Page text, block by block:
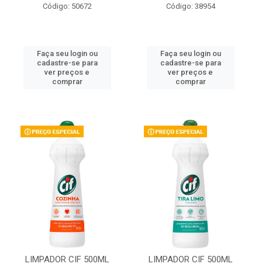
Código: 50672
Faça seu login ou
cadastre-se para
ver preços e
comprar
Código: 38954
Faça seu login ou
cadastre-se para
ver preços e
comprar
LIMPADOR CIF 500ML
LIMPADOR CIF 500ML